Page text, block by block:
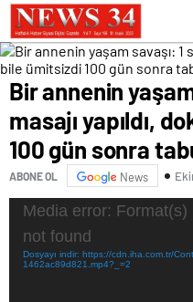
sonra taburcu oldu
Bir annenin
masajı yapıldı,
100 gün sonra
ABONE OL News
Video
Media error:
not found
Dosyayı indir: https://cdn.iha.com.tr/
1462ac89d821.mp4?_=2